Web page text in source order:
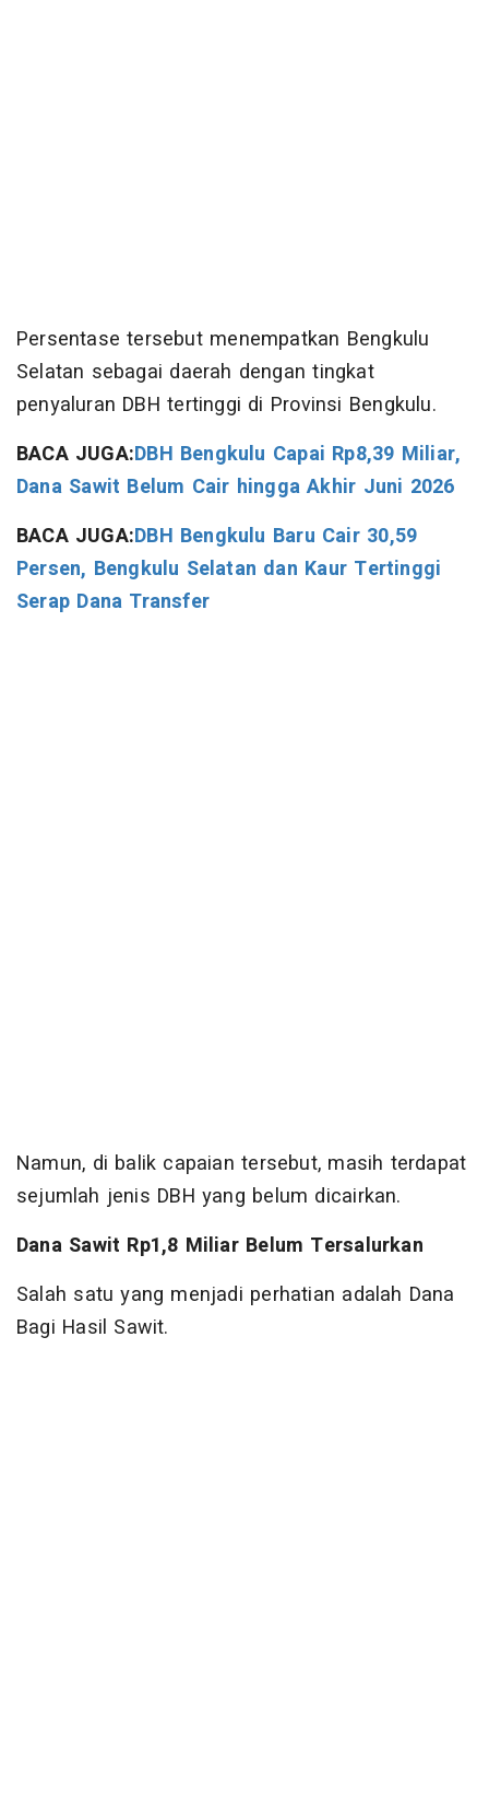
Persentase tersebut menempatkan Bengkulu
Selatan sebagai daerah dengan tingkat
penyaluran DBH tertinggi di Provinsi Bengkulu.
BACA JUGA:DBH Bengkulu Capai Rp8,39 Miliar,
Dana Sawit Belum Cair hingga Akhir Juni 2026
BACA JUGA:DBH Bengkulu Baru Cair 30,59
Persen, Bengkulu Selatan dan Kaur Tertinggi
Serap Dana Transfer
Namun, di balik capaian tersebut, masih terdapat
sejumlah jenis DBH yang belum dicairkan.
Dana Sawit Rp1,8 Miliar Belum Tersalurkan
Salah satu yang menjadi perhatian adalah Dana
Bagi Hasil Sawit.